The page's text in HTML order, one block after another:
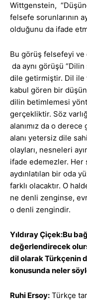
Wittgenstein,
felsefe sorunlarının
olduğunu da ifade
Bu görüş felsefeyi ve
da aynı görüşü “Dilin
dile getirmiştir. Dil ile
kabul gören bir
dilin betimlemesi
gerçekliktir. Söz
alanımız da o
alanı yetersiz dile
olayları, nesneleri
ifade edemezler. Her
aydınlatılan bir oda
farklı olacaktır. O
ne denli zenginse,
o denli zengindir.
Yıldıray Çiçek:Bu
değerlendirecek
dil olarak Türkçenin
konusunda neler
Ruhi Ersoy: Türkçe